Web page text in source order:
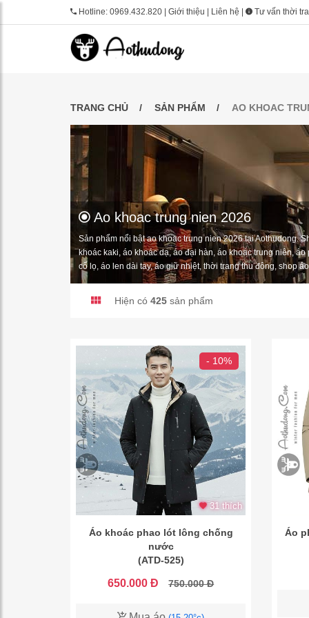
Hotline: 0969.432.820 Giới thiệu Liên hệ Tư vấn thời
TRANG CHỦ SẢN PHẨM AO KHOAC
Ao khoac trung nien 2026
Sản phẩm nổi bật ao khoac trung nien 2026 tại Aothudong.
khoác kaki, áo khoác dạ, áo đại hàn, áo khoác trung niên,
cổ lọ, áo len dài tay, áo giữ nhiệt, thời trang thu đông, shop
Hiện có 425 sản phẩm
- 10%
31 thích
Áo khoác phao lót lông chống
nước
(ATD-525)
650.000 Đ 750.000 Đ
Áo